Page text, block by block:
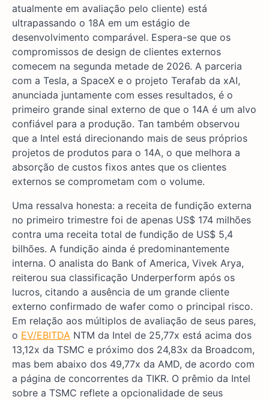
atualmente em avaliação pelo cliente) está
ultrapassando o 18A em um estágio de
desenvolvimento comparável. Espera-se que os
compromissos de design de clientes externos
comecem na segunda metade de 2026. A parceria
com a Tesla, a SpaceX e o projeto Terafab da xAI,
anunciada juntamente com esses resultados, é o
primeiro grande sinal externo de que o 14A é um alvo
confiável para a produção. Tan também observou
que a Intel está direcionando mais de seus próprios
projetos de produtos para o 14A, o que melhora a
absorção de custos fixos antes que os clientes
externos se comprometam com o volume.
Uma ressalva honesta: a receita de fundição externa
no primeiro trimestre foi de apenas US$ 174 milhões
contra uma receita total de fundição de US$ 5,4
bilhões. A fundição ainda é predominantemente
interna. O analista do Bank of America, Vivek Arya,
reiterou sua classificação Underperform após os
lucros, citando a ausência de um grande cliente
externo confirmado de wafer como o principal risco.
Em relação aos múltiplos de avaliação de seus pares,
o EV/EBITDA NTM da Intel de 25,77x está acima dos
13,12x da TSMC e próximo dos 24,83x da Broadcom,
mas bem abaixo dos 49,77x da AMD, de acordo com
a página de concorrentes da TIKR. O prêmio da Intel
sobre a TSMC reflete a opcionalidade de seus